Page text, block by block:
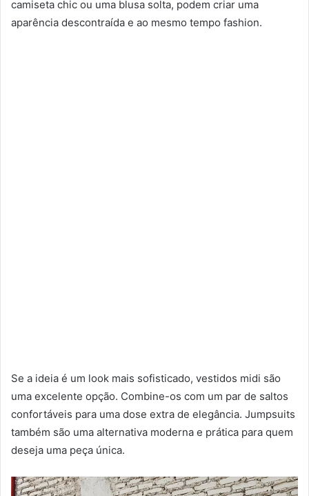
camiseta chic ou uma blusa solta, podem criar uma
aparência descontraída e ao mesmo tempo fashion.
Se a ideia é um look mais sofisticado, vestidos midi são
uma excelente opção. Combine-os com um par de saltos
confortáveis para uma dose extra de elegância. Jumpsuits
também são uma alternativa moderna e prática para quem
deseja uma peça única.